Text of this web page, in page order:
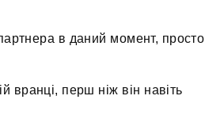
в даний момент, просто
вранці, перш ніж він навіть